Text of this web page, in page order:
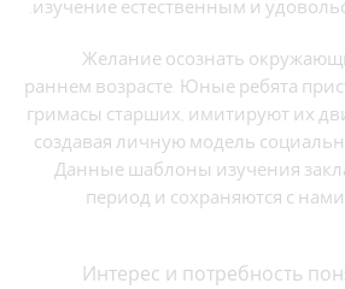
изучение естественным и
Желание осознать
раннем возрасте. Юные ребята
гримасы старших, имитируют их
создавая личную модель
Данные шаблоны изучения
период и сохраняются с
Интерес и потребность